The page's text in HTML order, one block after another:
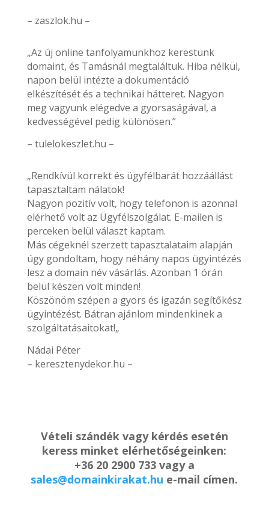
– zaszlok.hu –
„Az új online tanfolyamunkhoz kerestünk
domaint, és Tamásnál megtaláltuk. Hiba nélkül,
napon belül intézte a dokumentáció
elkészítését és a technikai hátteret. Nagyon
meg vagyunk elégedve a gyorsaságával, a
kedvességével pedig különösen.”
– tulelokeszlet.hu –
„Rendkívül korrekt és ügyfélbarát hozzáállást
tapasztaltam nálatok!
Nagyon pozitív volt, hogy telefonon is azonnal
elérhető volt az Ügyfélszolgálat. E-mailen is
perceken belül választ kaptam.
Más cégeknél szerzett tapasztalataim alapján
úgy gondoltam, hogy néhány napos ügyintézés
lesz a domain név vásárlás. Azonban 1 órán
belül készen volt minden!
Köszönöm szépen a gyors és igazán segítőkész
ügyintézést. Bátran ajánlom mindenkinek a
szolgáltatásaitokat!„
Nádai Péter
– keresztenydekor.hu –
Vételi szándék vagy kérdés esetén
keress minket elérhetőségeinken:
+36 20 2900 733 vagy a
sales@domainkirakat.hu e-mail címen.